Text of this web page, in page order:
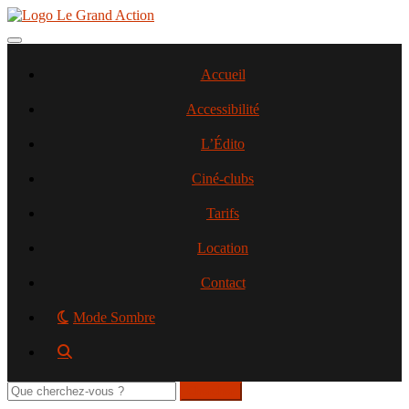
Aller
contenu
Toggle navigation
Accueil
Accessibilité
L’Édito
Ciné-clubs
Tarifs
Location
Contact
Mode Sombre
Rechercher
sur